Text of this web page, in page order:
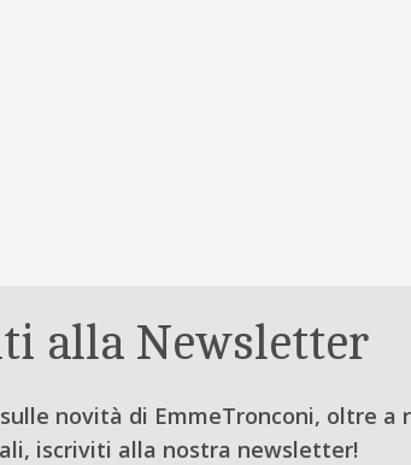
alla Newsletter
novità di EmmeTronconi, oltre a
iscriviti alla nostra newsletter!